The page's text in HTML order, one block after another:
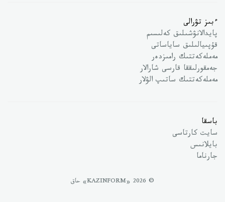
ءبىز تۋرالى
پايدالانۋشىلىق كەلىسىم
قۇپىيالىلىق ساياساتى
مەملەكەتتىك رامىزدەر
جەمقورلىققا قارسى شارالار
مەملەكەتتىك ساتىپ الۋلار
باسقا
سايت كارتاسى
بايلانىس
جارناما
© 2026 «KAZINFORM» حاق